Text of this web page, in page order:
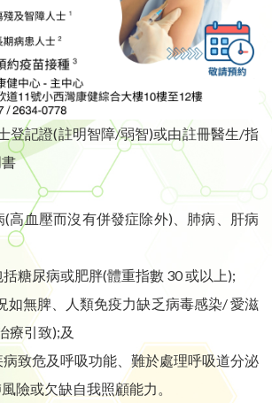
登記證(註明智障/弱智)或由註冊醫生/指
(高血壓而沒有併發症除外)、肺病、肝病
糖尿病或肥胖(體重指數 30 或以上);
如無脾、人類免疫力缺乏病毒感染/ 愛滋
療引致);及
致危及呼吸功能、難於處理呼吸道分泌
險或欠缺自我照顧能力。